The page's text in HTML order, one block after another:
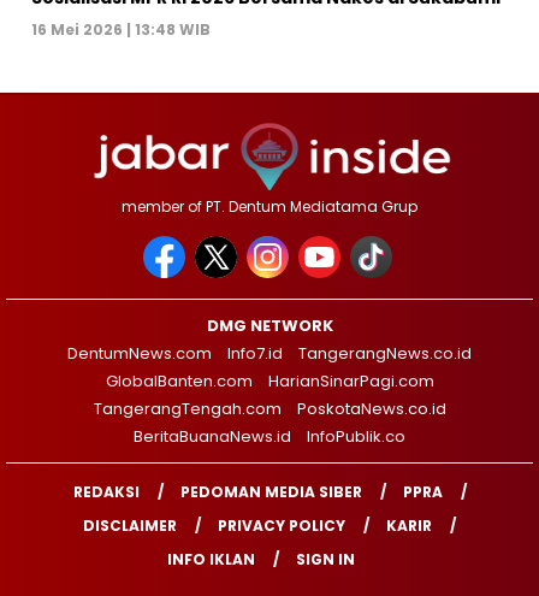
16 Mei 2026 | 13:48 WIB
member of PT. Dentum Mediatama Grup
DMG NETWORK
DentumNews.com
Info7.id
TangerangNews.co.id
GlobalBanten.com
HarianSinarPagi.com
TangerangTengah.com
PoskotaNews.co.id
BeritaBuanaNews.id
InfoPublik.co
REDAKSI PEDOMAN MEDIA SIBER
PPRA
DISCLAIMER
PRIVACY POLICY
KARIR
INFO IKLAN
SIGN IN